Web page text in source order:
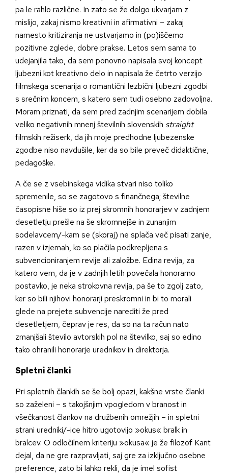
pa le rahlo različne. In zato se že dolgo ukvarjam z
mislijo, zakaj nismo kreativni in afirmativni – zakaj
namesto kritiziranja ne ustvarjamo in (po)iščemo
pozitivne zglede, dobre prakse. Letos sem sama to
udejanjila tako, da sem ponovno napisala svoj koncept
ljubezni kot kreativno delo in napisala že četrto verzijo
filmskega scenarija o romantični lezbični ljubezni zgodbi
s srečnim koncem, s katero sem tudi osebno zadovoljna.
Moram priznati, da sem pred zadnjim scenarijem dobila
veliko negativnih mnenj številnih slovenskih straight
filmskih režiserk, da jih moje predhodne ljubezenske
zgodbe niso navdušile, ker da so bile preveč didaktične,
pedagoške.
A če se z vsebinskega vidika stvari niso toliko
spremenile, so se zagotovo s finančnega; številne
časopisne hiše so iz prej skromnih honorarjev v zadnjem
desetletju prešle na še skromnejše in zunanjim
sodelavcem/-kam se (skoraj) ne splača več pisati zanje,
razen v izjemah, ko so plačila podkrepljena s
subvencioniranjem revije ali založbe. Edina revija, za
katero vem, da je v zadnjih letih povečala honorarno
postavko, je neka strokovna revija, pa še to zgolj zato,
ker so bili njihovi honorarji preskromni in bi to morali
glede na prejete subvencije narediti že pred
desetletjem, čeprav je res, da so na ta račun nato
zmanjšali število avtorskih pol na številko, saj so edino
tako ohranili honorarje urednikov in direktorja.
Spletni članki
Pri spletnih člankih se še bolj opazi, kakšne vrste članki
so zaželeni – s takojšnjim vpogledom v branost in
všečkanost člankov na družbenih omrežjih – in spletni
strani uredniki/-ice hitro ugotovijo »okus« bralk in
bralcev. O odločilnem kriteriju »okusa« je že filozof Kant
dejal, da ne gre razpravljati, saj gre za izključno osebne
preference, zato bi lahko rekli, da je imel sofist